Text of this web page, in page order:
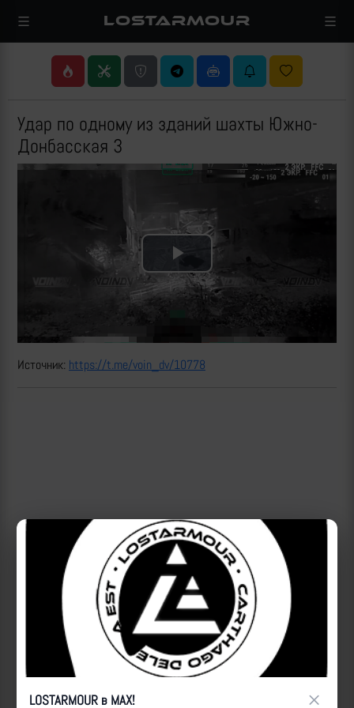
LOSTARMOUR
Удар по одному из зданий шахты Южно-
Донбасская 3
Play
Video
Источник: https://t.me/voin_dv/10778
LOSTARMOUR в MAX! ×